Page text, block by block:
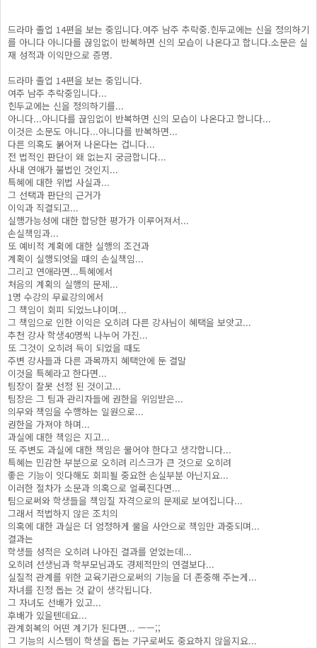
드라마 졸업 14편을 보는 중입니다.여주 남주 추락중.힌두교에는 신을 정의하기
를 아니다 아니다를 끊임없이 반복하면 신의 모습이 나온다고 합니다.소문은 실
재 성적과 이익만으로 증명.
드라마 졸업 14편을 보는 중입니다.
여주 남주 추락중입니다...
힌두교에는 신을 정의하기를...
아니다...아니다를 끊임없이 반복하면 신의 모습이 나온다고 합니다...
이것은 소문도 아니다...아니다를 반복하면...
다른 의혹도 붉어져 나온다는 겁니다...
전 법적인 판단이 왜 없는지 궁금합니다...
사내 연애가 불법인 것인지...
특혜에 대한 위법 사실과...
그 선택과 판단의 근거가
이익과 직결되고...
실행가능성에 대한 합당한 평가가 이루어져서...
손실책임과...
또 예비적 계획에 대한 실행의 조건과
계획이 실행되엇을 때의 손실책임...
그리고 연애라면...특혜에서
처음의 계획의 실행의 문제...
1명 수강의 무료강의에서
그 책임이 회피 되었느냐이며...
그 책임으로 인한 이익은 오히려 다른 강사님이 혜택을 보앗고...
추천 강사 학생40명씩 나누어 가진...
또 그것이 오히려 득이 되었을 때도
주변 강사들과 다른 과목까지 혜택안에 둔 결말
이것을 특혜라고 한다면...
팀장이 잘못 선정 된 것이고...
팀장은 그 팀과 관리자들에 권한을 위임받은...
의무와 책임을 수행하는 일원으로...
권한을 가져야 하며...
과실에 대한 책임은 지고...
또 주변도 과실에 대한 책임은 물어야 한다고 생각합니다...
특혜는 민감한 부분으로 오히려 리스크가 큰 것으로 오히려
좋은 기능이 잇다해도 회피될 중요한 손실부분 아닌지요...
이러한 절차가 소문과 의혹으로 얼룩진다면...
팀으로써와 학생들을 책임질 자격으로의 문제로 보여집니다...
그래서 적법하지 않은 조치의
의혹에 대한 과실은 더 엄정하게 물을 사안으로 책임만 과중되며...
결과는
학생들 성적은 오히려 나아진 결과를 얻었는데...
오히려 선생님과 학부모님과도 경제적만의 연결보다...
실질적 관계를 위한 교육기관으로써의 기능을 더 존중해 주는게...
자녀를 진정 돕는 것 같이 생각됩니다.
그 자녀도 선배가 있고...
후배가 있을텐데요...
관계회복의 어떤 계기가 된다면... ㅡㅡ;;
그 기능의 시스템이 학생을 돕는 기구로써도 중요하지 않을지요...